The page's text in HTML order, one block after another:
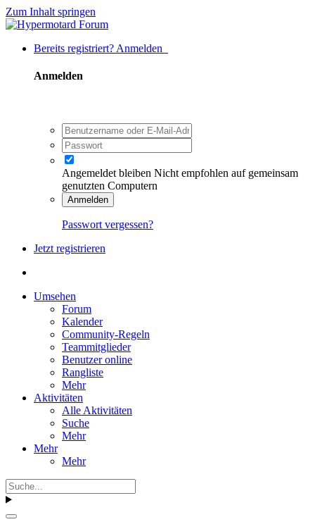
Zum Inhalt springen
Bereits registriert? Anmelden
Anmelden
Angemeldet bleiben Nicht empfohlen auf gemeinsam
genutzten Computern
Anmelden
Passwort vergessen?
Jetzt registrieren
Umsehen
Forum
Kalender
Community-Regeln
Teammitglieder
Benutzer online
Rangliste
Mehr
Aktivitäten
Alle Aktivitäten
Suche
Mehr
Mehr
Mehr